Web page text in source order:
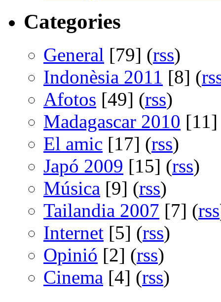
Categories
General [79] (rss)
Indonèsia 2011 [8] (
Afotos [49] (rss)
Madagascar 2010
El amic [17] (rss)
Japó 2009 [15] (rss)
Música [9] (rss)
Tailandia 2007 [7] (rss
Internet [5] (rss)
Opinió [2] (rss)
Cinema [4] (rss)